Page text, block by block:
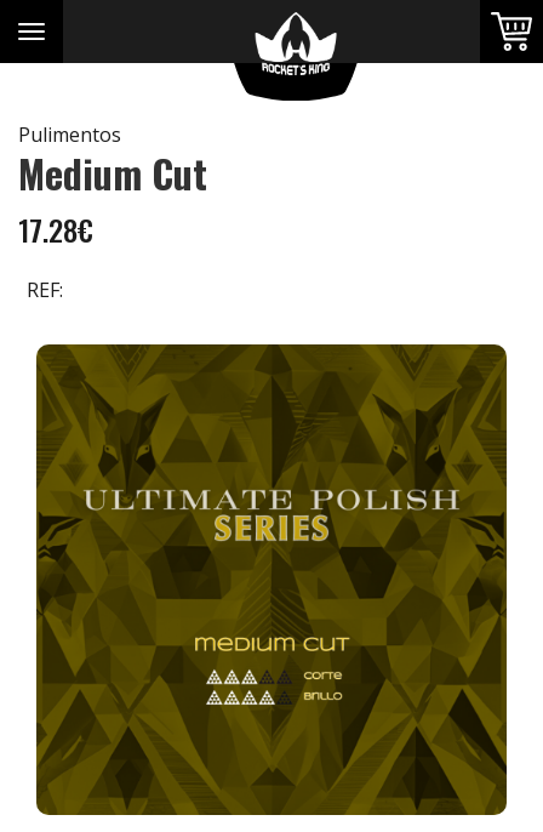
Toggle
navigation
FAVORITOS
PORTADA
TIENDA
PRODUCTOS
OFERTAS
NOVEDADES
SOBRE NOSOTROS
CONTACTO
PUNTOS DE VENTA
Pulimentos
Medium Cut
17.28€
REF: